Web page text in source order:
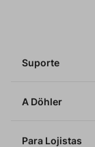
Suporte
A Döhler
Para Lojistas